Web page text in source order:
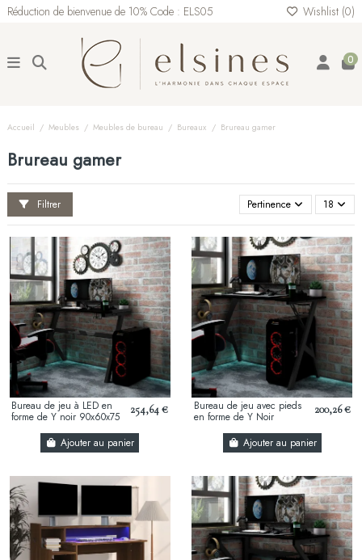
Réduction de bienvenue de 10% Code : ELS05 Wishlist (0)
0
Accueil Meubles Meubles de bureau Bureaux Brureau gamer
Brureau gamer
Filtrer Pertinence 18
Bureau de jeu à LED en
forme de Y noir 90x60x75
254,64 €
Ajouter au panier
Bureau de jeu avec pieds
en forme de Y Noir
200,26 €
Ajouter au panier